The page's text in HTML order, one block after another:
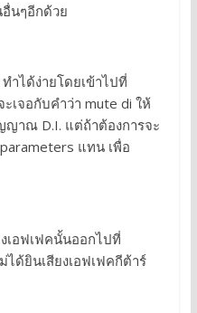
นๆอีกด้วย
ได้ง่ายโดยเข้าไปที่
เจอกับคำว่า mute di ให้
ญาณ D.I. แต่ถ้าต้องการจะ
แทน เพื่อ
เอฟเฟคนั้นออกไปที่
ด้ยินเสียงเอฟเฟคกีต้าร์